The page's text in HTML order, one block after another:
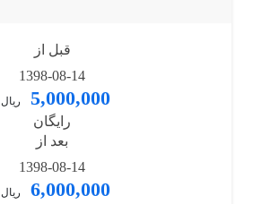
قبل از
1398-08-14
5,000,000 ریال
رایگان
بعد از
1398-08-14
6,000,000 ریال